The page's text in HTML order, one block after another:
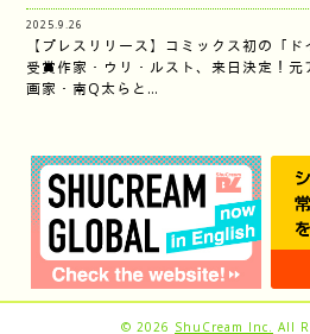
2025.9.26
【プレスリリース】コミックス初の「
受賞作家・ウリ・ルスト、来日決定！
画家・南Q太らと…
© 2026 ShuCream Inc. All